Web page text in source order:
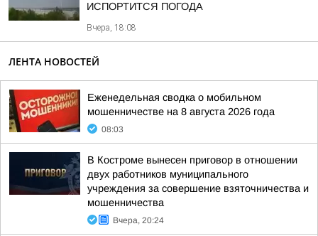
ИСПОРТИТСЯ ПОГОДА
Вчера, 18:08
ЛЕНТА НОВОСТЕЙ
Еженедельная сводка о мобильном
мошенничестве на 8 августа 2026 года
08:03
В Костроме вынесен приговор в отношении
двух работников муниципального
учреждения за совершение взяточничества и
мошенничества
Вчера, 20:24